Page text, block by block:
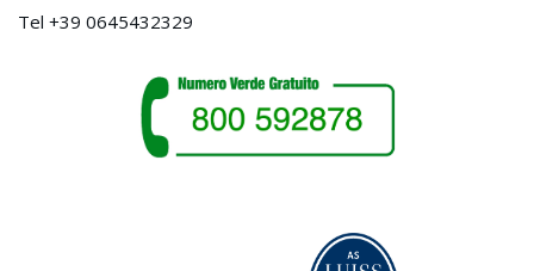
Tel +39 0645432329